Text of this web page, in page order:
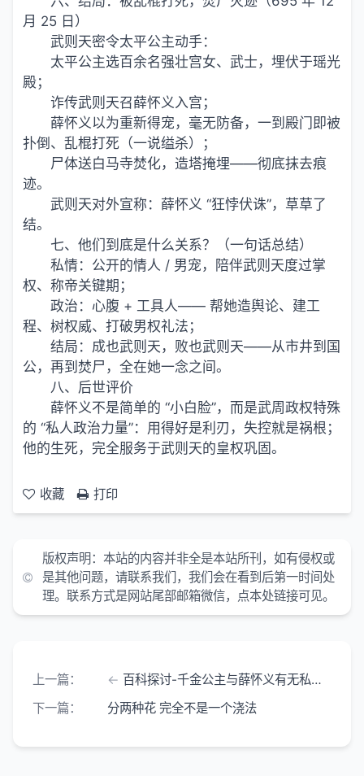
月 25 日）
武则天密令太平公主动手：
太平公主选百余名强壮宫女、武士，埋伏于瑶光
殿；
诈传武则天召薛怀义入宫；
薛怀义以为重新得宠，毫无防备，一到殿门即被
扑倒、乱棍打死（一说缢杀）；
尸体送白马寺焚化，造塔掩埋——彻底抹去痕
迹。
武则天对外宣称：薛怀义 “狂悖伏诛”，草草了
结。
七、他们到底是什么关系？（一句话总结）
私情：公开的情人 / 男宠，陪伴武则天度过掌
权、称帝关键期；
政治：心腹 + 工具人—— 帮她造舆论、建工
程、树权威、打破男权礼法；
结局：成也武则天，败也武则天——从市井到国
公，再到焚尸，全在她一念之间。
八、后世评价
薛怀义不是简单的 “小白脸”，而是武周政权特殊
的 “私人政治力量”：用得好是利刃，失控就是祸根；
他的生死，完全服务于武则天的皇权巩固。
收藏 打印
版权声明： 本站的内容并非全是本站所刊，如有侵权或
是其他问题，请联系我们，我们会在看到后第一时间处
理。联系方式是网站尾部邮箱微信，点本处链接可见。
上一篇：
百科探讨-千金公主与薛怀义有无私情 正史梳理与野史
下一篇：
分两种花 完全不是一个浇法